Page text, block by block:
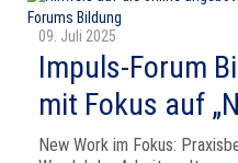
09. Juli 2025
Impuls-Forum
mit Fokus auf
New Work im Fokus: